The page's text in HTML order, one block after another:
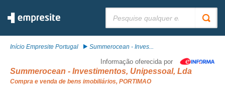
Início Empresite Portugal Summerocean - Inves...
Informação oferecida por
Summerocean - Investimentos, Unipessoal, Lda
Compra e venda de bens imobiliários, PORTIMAO